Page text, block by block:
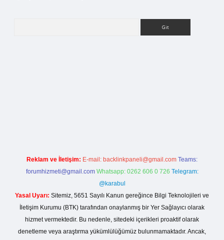
Reklam ve İletişim: E-mail: backlinkpaneli@gmail.com Teams:
forumhizmeti@gmail.com Whatsapp: 0262 606 0 726 Telegram:
@karabul
Yasal Uyarı: Sitemiz, 5651 Sayılı Kanun gereğince Bilgi Teknolojileri ve
İletişim Kurumu (BTK) tarafından onaylanmış bir Yer Sağlayıcı olarak
hizmet vermektedir. Bu nedenle, sitedeki içerikleri proaktif olarak
denetleme veya araştırma yükümlülüğümüz bulunmamaktadır. Ancak,